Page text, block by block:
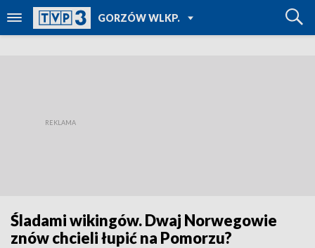
GORZÓW WLKP.
TVP REGIONY
Śladami wikingów. Dwaj Norwegowie
znów chcieli łupić na Pomorzu?